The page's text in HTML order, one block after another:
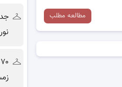
مطالعه مطلب